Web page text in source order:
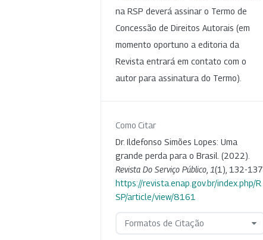
na RSP deverá assinar o Termo de
Concessão de Direitos Autorais (em
momento oportuno a editoria da
Revista entrará em contato com o
autor para assinatura do Termo).
Como Citar
Dr. Ildefonso Simões Lopes: Uma
grande perda para o Brasil. (2022).
Revista Do Serviço Público 1(1), 132-137.
https://revista.enap.gov.br/index.php/R
SP/article/view/8161
Formatos de Citação